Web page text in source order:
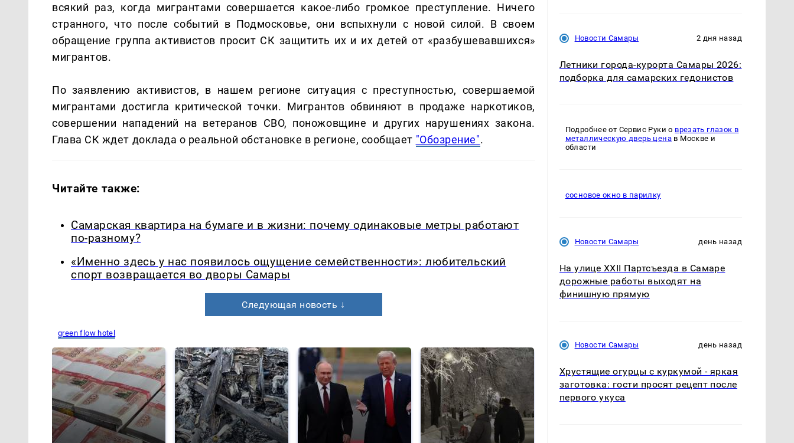
всякий раз, когда мигрантами совершается какое-либо громкое преступление. Ничего
странного, что после событий в Подмосковье, они вспыхнули с новой силой. В своем
обращение группа активистов просит СК защитить их и их детей от «разбушевавшихся»
мигрантов.
По заявлению активистов, в нашем регионе ситуация с преступностью, совершаемой
мигрантами достигла критической точки. Мигрантов обвиняют в продаже наркотиков,
совершении нападений на ветеранов СВО, поножовщине и других нарушениях закона.
Глава СК ждет доклада о реальной обстановке в регионе, сообщает "Обозрение".
Читайте также:
Самарская квартира на бумаге и в жизни: почему одинаковые метры работают
по-разному?
«Именно здесь у нас появилось ощущение семейственности»: любительский
спорт возвращается во дворы Самары
Следующая новость ↓
green flow hotel
Новости Самары 2 дня назад
Летники города-курорта Самары 2026:
подборка для самарских гедонистов
Подробнее от Сервис Руки о врезать глазок в
металлическую дверь ценав Москве и
области
сосновое окно в парилку
Новости Самары день назад
На улице XXII Партсъезда в Самаре
дорожные работы выходят на
финишную прямую
Новости Самары день назад
Хрустящие огурцы с куркумой - яркая
заготовка: гости просят рецепт после
первого укуса